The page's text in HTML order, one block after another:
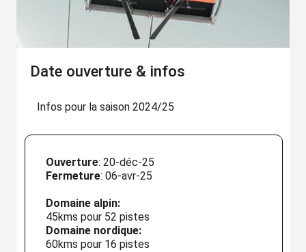
Date ouverture & infos
Infos pour la saison 2024/25
Ouverture: 20-déc-25
Fermeture: 06-avr-25
Domaine alpin:
45kms pour 52 pistes
Domaine nordique:
60kms pour 16 pistes